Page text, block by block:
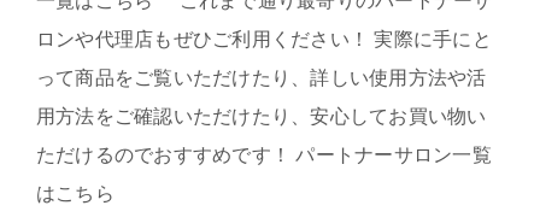
ロンや代理店もぜひご利用ください！ 実際に手にと
って商品をご覧いただけたり、詳しい使用方法や活
用方法をご確認いただけたり、安心してお買い物い
ただけるのでおすすめです！ パートナーサロン一覧
はこちら